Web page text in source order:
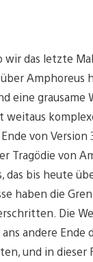
wir das letzte
Amphoreus
eine grausame
von
Tragödie von
das bis heute
haben die
Die
andere Ende
und in dieser